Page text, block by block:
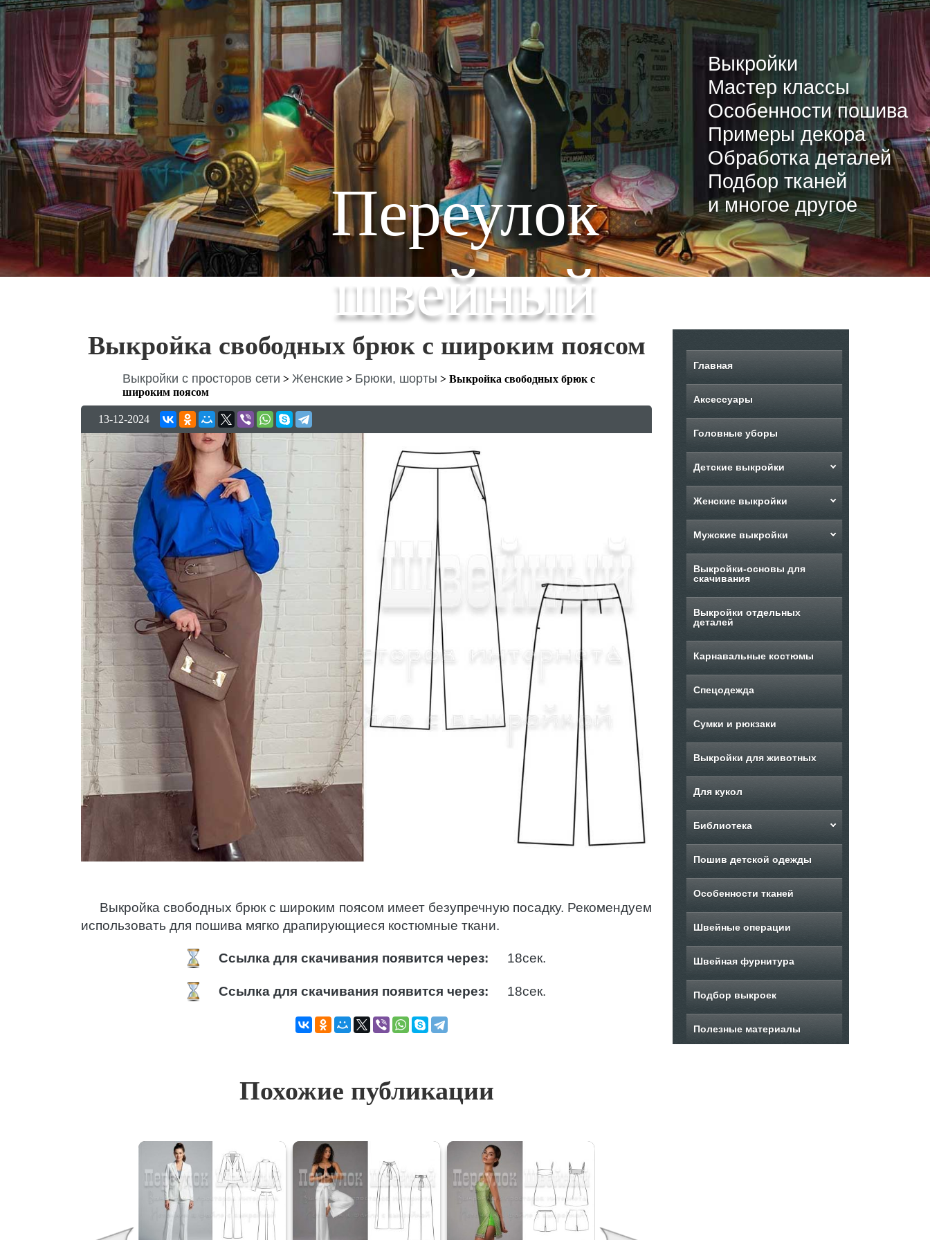
Переулок
швейный
Выкройки
Мастер классы
Особенности пошива
Примеры декора
Обработка деталей
Подбор тканей
и многое другое
Выкройка свободных брюк с широким поясом
Выкройки с просторов сети > Женские > Брюки, шорты > Выкройка свободных брюк с
широким поясом
13-12-2024
Выкройка свободных брюк с широким поясом имеет безупречную посадку. Рекомендуем
использовать для пошива мягко драпирующиеся костюмные ткани.
Ссылка для скачивания появится через: 17сек.
Ссылка для скачивания появится через: 17сек.
Похожие публикации
Главная
Аксессуары
Головные уборы
Детские выкройки
Женские выкройки
Мужские выкройки
Выкройки-основы для
скачивания
Выкройки отдельных
деталей
Карнавальные костюмы
Спецодежда
Сумки и рюкзаки
Выкройки для животных
Для кукол
Библиотека
Пошив детской одежды
Особенности тканей
Швейные операции
Швейная фурнитура
Подбор выкроек
Полезные материалы